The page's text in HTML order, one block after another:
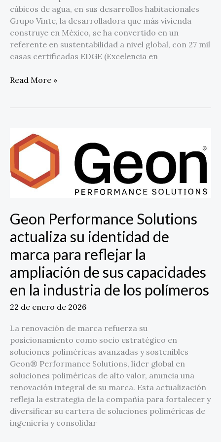
cúbicos de agua, en sus desarrollos habitacionales
Grupo Vinte, la desarrolladora que más vivienda
construye en México, se ha convertido en un
referente en sustentabilidad a nivel global, con 27 mil
casas certificadas EDGE (Excelencia en
Read More »
Geon Performance Solutions
actualiza su identidad de
marca para reflejar la
ampliación de sus capacidades
en la industria de los polímeros
22 de enero de 2026
La renovación de marca refuerza su
posicionamiento como socio estratégico en
soluciones poliméricas avanzadas y sostenibles
Geon® Performance Solutions, líder global en
soluciones poliméricas de alto valor, anuncia una
renovación integral de su marca. Esta actualización
refleja la estrategia de la compañía para fortalecer y
diversificar su cartera de soluciones poliméricas de
ingeniería y consolidar
Geon
Performance
actualiza
su
marca
reflejar
la
de
sus
en
de
polímeros